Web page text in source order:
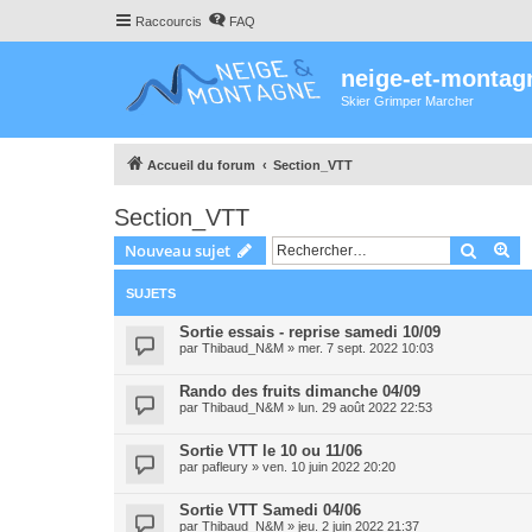
Raccourcis FAQ
neige-et-
Skier Grimper Marcher
Accueil du forum Section_VTT
Section_VTT
Nouveau sujet
SUJETS
Sortie essais - reprise samedi 10/09
par Thibaud_N&M » mer. 7 sept. 2022 10:03
Rando des fruits dimanche 04/09
par Thibaud_N&M » lun. 29 août 2022 22:53
Sortie VTT le 10 ou 11/06
par pafleury » ven. 10 juin 2022 20:20
Sortie VTT Samedi 04/06
par Thibaud_N&M » jeu. 2 juin 2022 21:37